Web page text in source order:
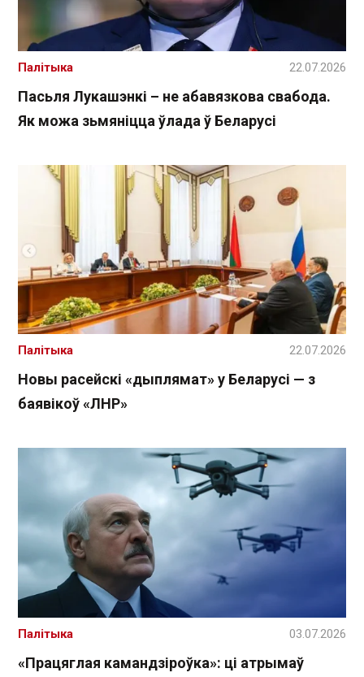
Пасьля Лукашэнкі – не абавязкова свабода.
Як можа зьмяніцца ўлада ў Беларусі
Палітыка 22.07.2026
Новы расейскі «дыплямат» у Беларусі — з
баявікоў «ЛНР»
Палітыка 22.07.2026
«Працяглая камандзіроўка»: ці атрымаў
Палітыка 03.07.2026